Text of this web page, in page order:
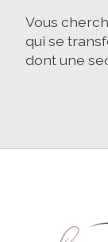
Vous
qui se
dont une